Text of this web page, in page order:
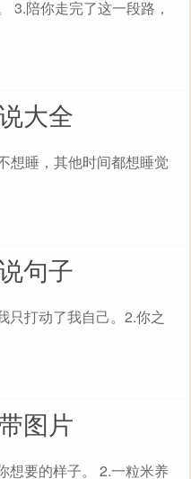
3.陪你走完了这一段路，
大全
想睡，其他时间都想睡觉
句子
只打动了我自己。2.你之
图片
想要的样子。 2.一粒米养